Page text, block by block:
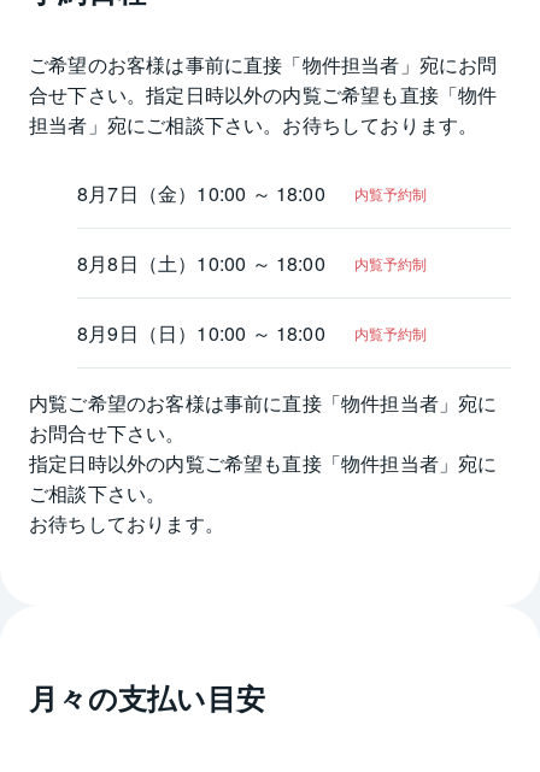
ご希望のお客様は事前に直接「物件担当者」宛にお問
合せ下さい。指定日時以外の内覧ご希望も直接「物件
担当者」宛にご相談下さい。お待ちしております。
8月7日（金） 10:00 ～ 18:00 内覧予約制
8月8日（土） 10:00 ～ 18:00 内覧予約制
8月9日（日） 10:00 ～ 18:00 内覧予約制
内覧ご希望のお客様は事前に直接「物件担当者」宛に
お問合せ下さい。
指定日時以外の内覧ご希望も直接「物件担当者」宛に
ご相談下さい。
お待ちしております。
月々の支払い目安